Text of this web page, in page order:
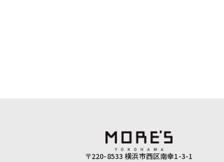
〒220-8533 横浜市西区南幸1-3-1